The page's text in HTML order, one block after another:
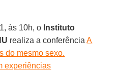
às 10h, o Instituto
realiza a conferênciaA
do mesmo sexo.
experiências